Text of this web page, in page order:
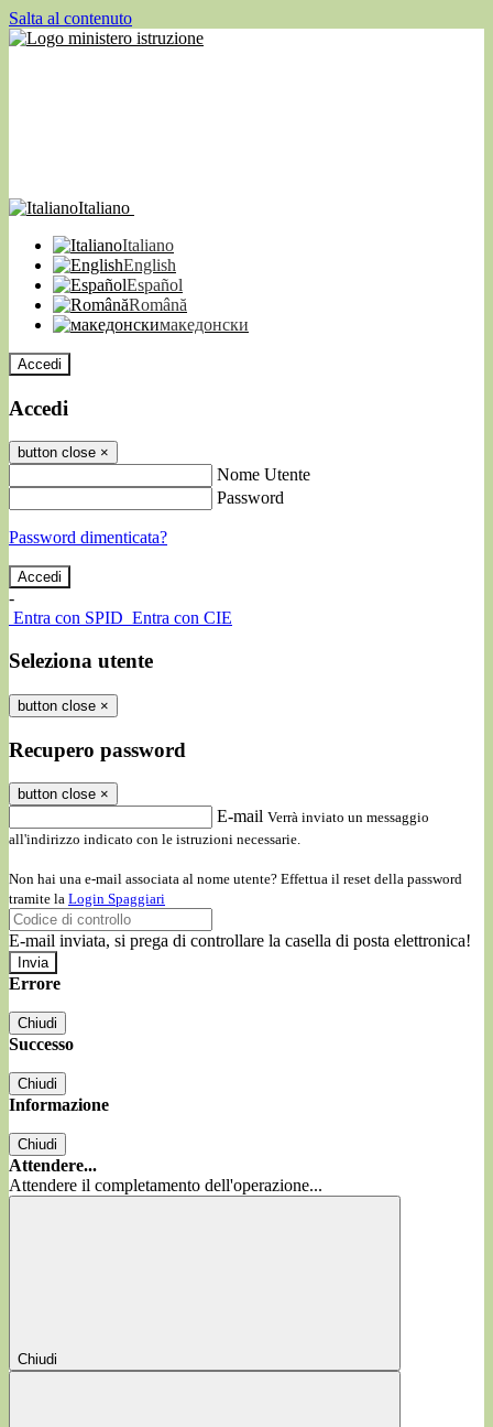
Salta al contenuto
Italiano
Italiano
English
Español
Română
македонски
Accedi
Accedi
button close ×
Nome Utente
Password
Password dimenticata?
-
Entra con SPID Entra con CIE
Seleziona utente
button close ×
Recupero password
button close ×
E-mail Verrà inviato un messaggio
all'indirizzo indicato con le istruzioni necessarie.
Non hai una e-mail associata al nome utente? Effettua il reset della password
tramite la Login Spaggiari
E-mail inviata, si prega di controllare la casella di posta elettronica!
Errore
Chiudi
Successo
Chiudi
Informazione
Chiudi
Attendere...
Attendere il completamento dell'operazione...
Chiudi